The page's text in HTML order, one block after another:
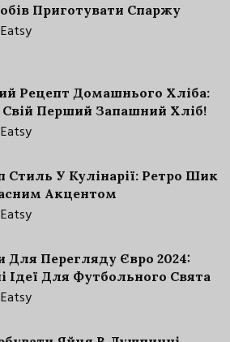
Приготувати Спаржу
Eatsy
Рецепт Домашнього Хліба:
Перший Запашний Хліб!
Eatsy
Стиль У Кулінарії: Ретро Шик
Акцентом
Eatsy
Для Перегляду Євро 2024:
Ідеї Для Футбольного Свята
Eatsy